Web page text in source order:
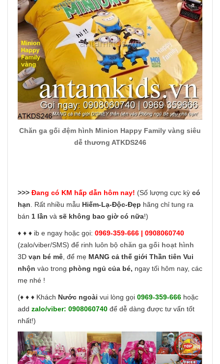
Chăn ga gối đệm hình Minion Happy Family vàng siêu
dễ thương ATKDS246
>>> Đang có KM hấp dẫn hôm nay! (Số lượng cực kỳ có
hạn. Rất nhiều mẫu Hiếm-Lạ-Độc-Đẹp hãng chỉ tung ra
bán 1 lần và sẽ không bao giờ có nữa!)
♦ ♦ ♦ ib e ngay hoặc gọi: 0969-359-666 | 0908060740
(zalo/viber/SMS) để rinh luôn bộ chăn ga gối hoạt hình
3D vạn bé mê, để mẹ MANG cả thế giới Thần tiên Vui
nhộn vào trong phòng ngủ của bé, ngay tối hôm nay, các
mẹ nhé !
(♦ ♦ ♦ Khách Nước ngoài vui lòng gọi 0969-359-666 hoặc
add zalo/viber: 0908060740 để dễ dàng được tư vấn tốt
nhất!)